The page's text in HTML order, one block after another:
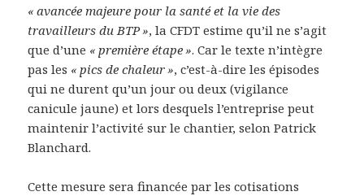
« avancée majeure pour la santé et la vie des
travailleurs du BTP», laCFDT estime qu’il ne s’agit
que d’une « première étape». Car le texte n’intègre
pas les « pics de chaleur», c’est-à-dire les épisodes
qui ne durent qu’un jour ou deux (vigilance
canicule jaune) et lors desquels l’entreprise peut
maintenir l’activité sur le chantier, selon Patrick
Blanchard.
Cette mesure sera financée par les cotisations